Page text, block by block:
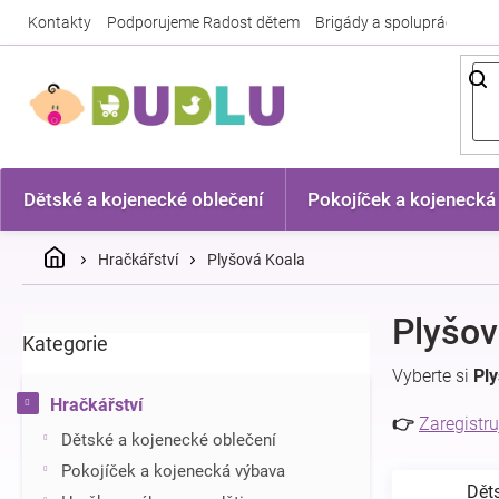
Kontakty Podporujeme Radost dětem Brigády a spolupráce
Dětské a kojenecké oblečení Pokojíček a kojenecká
DomůHračkářství Plyšová Koala
o
t
r
Přeskočit
Kategorie
Hračkářství
Dětské a kojenecké oblečení
Pokojíček a kojenecká výbava
Vyberte si
👉